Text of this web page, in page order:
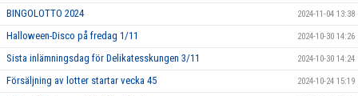
BINGOLOTTO 2024 2024-11-04 13:38
Halloween-Disco på fredag 1/11 2024-10-30 14:26
Sista inlämningsdag för Delikatesskungen 3/11 2024-10-30 14:24
Försäljning av lotter startar vecka 45 2024-10-24 15:19